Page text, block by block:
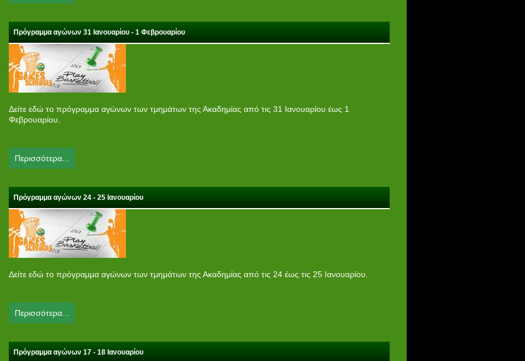
Πρόγραμμα αγώνων 31 Ιανουαρίου - 1 Φεβρουαρίου
Δείτε εδώ το πρόγραμμα αγώνων των τμημάτων της Ακαδημίας από τις 31 Ιανουαρίου έως 1
Φεβρουαρίου.
Περισσότερα...
Πρόγραμμα αγώνων 24 - 25 Ιανουαρίου
Δείτε εδώ το πρόγραμμα αγώνων των τμημάτων της Ακαδημίας από τις 24 έως τις 25 Ιανουαρίου.
Περισσότερα...
Πρόγραμμα αγώνων 17 - 18 Ιανουαρίου